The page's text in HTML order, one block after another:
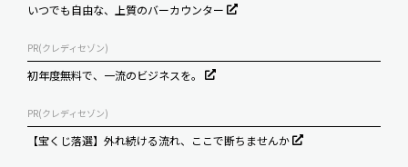
いつでも自由な、上質のバーカウンター
PR(クレディセゾン)
初年度無料で、一流のビジネスを。
PR(クレディセゾン)
【宝くじ落選】外れ続ける流れ、ここで断ちませんか